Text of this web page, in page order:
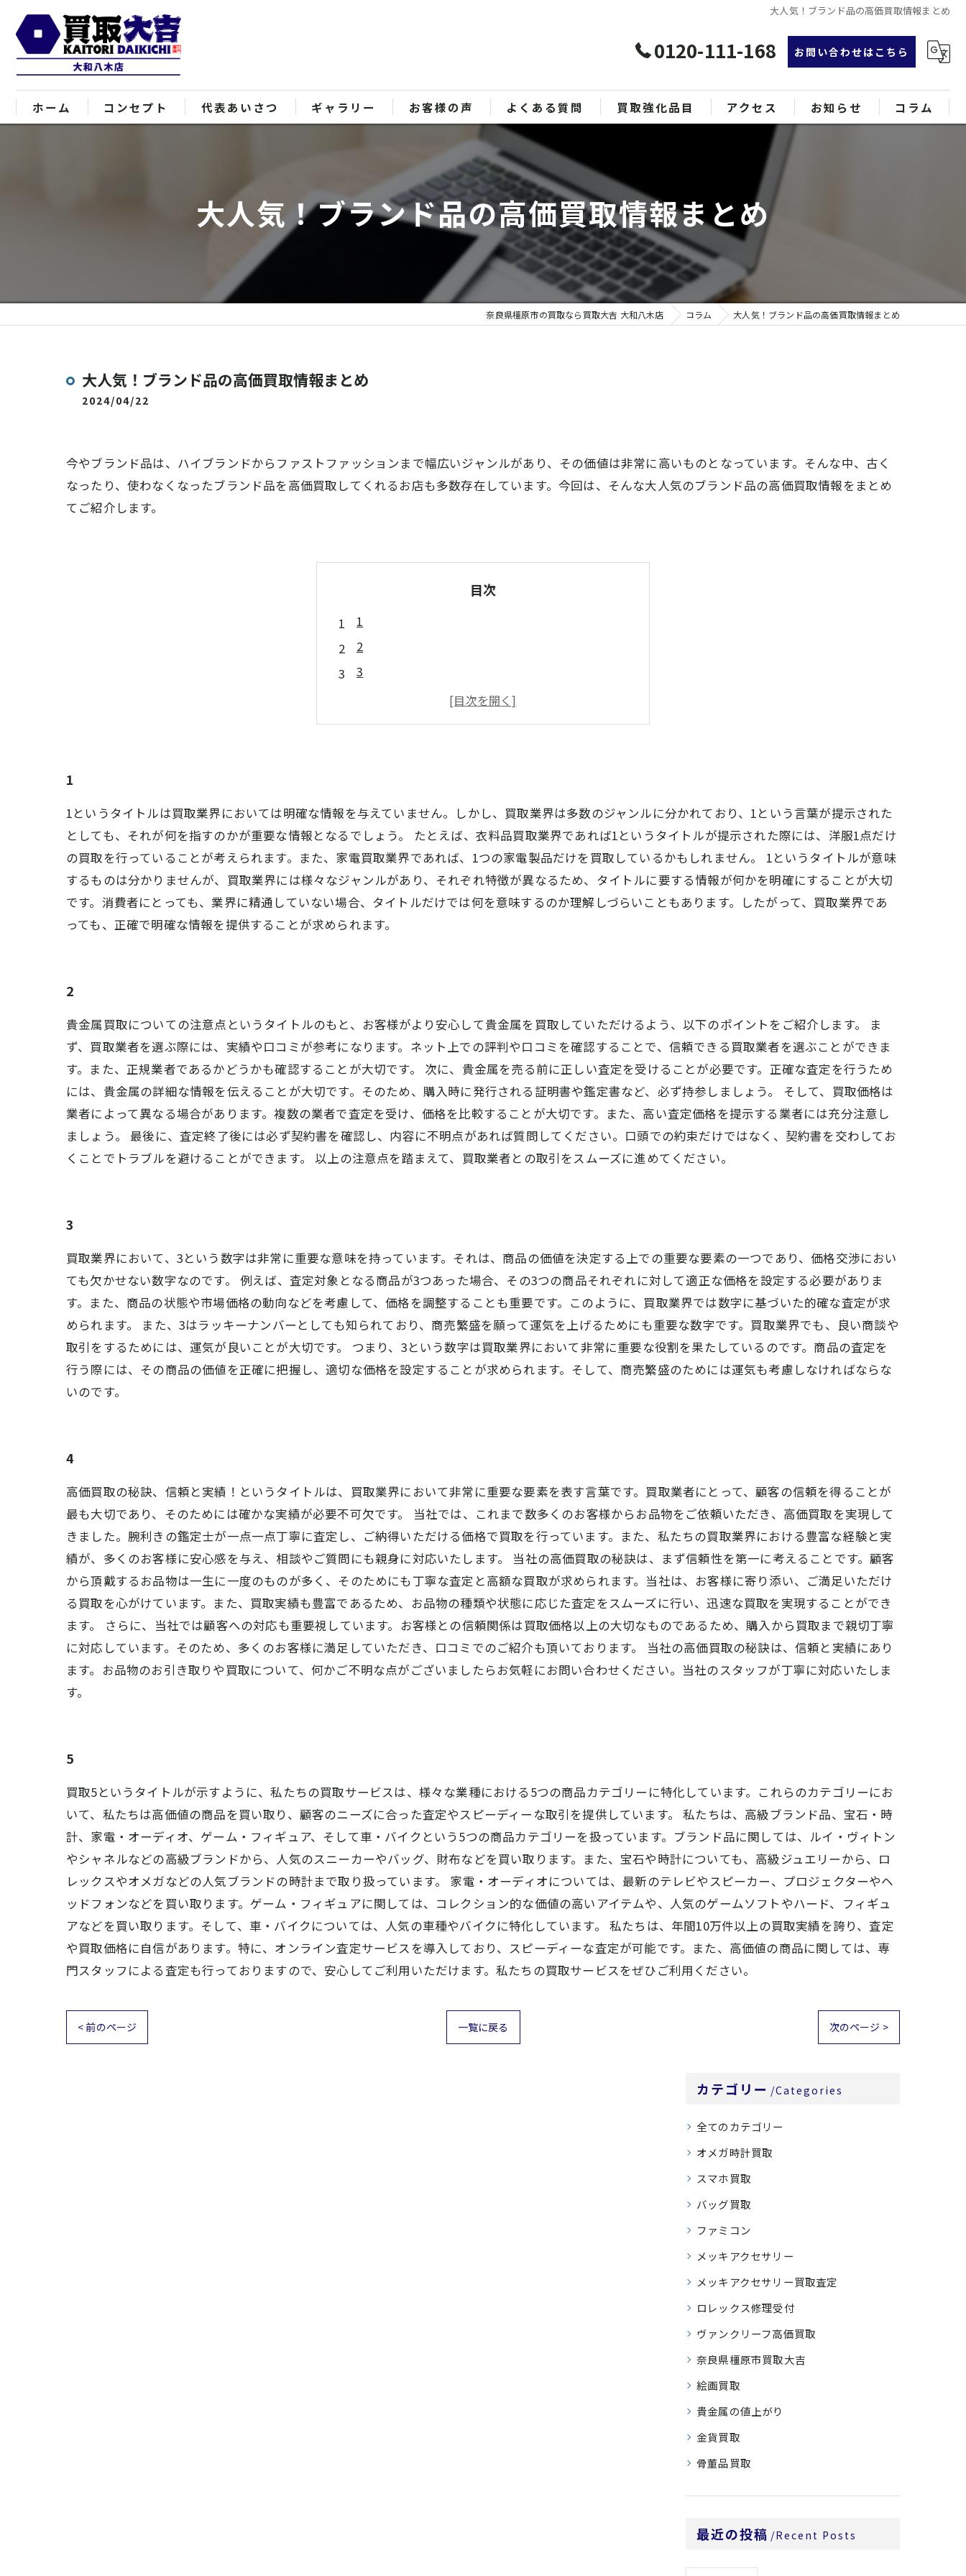
大人気！ブランド品の高価買取情報まとめ
0120-111-168 お問い合わせはこちら
ホーム コンセプト 代表あいさつ ギャラリー お客様の声 よくある質問 買取強化品目
ブランド品
貴金属
時計
金
アクセス お知らせ コラム
大人気！ブランド品の高価買取情報まとめ
奈良県橿原市の買取なら買取大吉 大和八木店 コラム 大人気！ブランド品の高価買取情報まとめ
大人気！ブランド品の高価買取情報まとめ
2024/04/22
今やブランド品は、ハイブランドからファストファッションまで幅広いジャンルがあり、その価値は非常に高いものとなっています。そんな中、古く
なったり、使わなくなったブランド品を高価買取してくれるお店も多数存在しています。今回は、そんな大人気のブランド品の高価買取情報をまとめ
てご紹介します。
目次
1
2
3
5
1
1というタイトルは買取業界においては明確な情報を与えていません。しかし、買取業界は多数のジャンルに分かれており、1という言葉が提示された
としても、それが何を指すのかが重要な情報となるでしょう。 たとえば、衣料品買取業界であれば1というタイトルが提示された際には、洋服1点だけ
の買取を行っていることが考えられます。また、家電買取業界であれば、1つの家電製品だけを買取しているかもしれません。 1というタイトルが意味
するものは分かりませんが、買取業界には様々なジャンルがあり、それぞれ特徴が異なるため、タイトルに要する情報が何かを明確にすることが大切
です。消費者にとっても、業界に精通していない場合、タイトルだけでは何を意味するのか理解しづらいこともあります。したがって、買取業界であ
っても、正確で明確な情報を提供することが求められます。
2
貴金属買取についての注意点というタイトルのもと、お客様がより安心して貴金属を買取していただけるよう、以下のポイントをご紹介します。 ま
ず、買取業者を選ぶ際には、実績や口コミが参考になります。ネット上での評判や口コミを確認することで、信頼できる買取業者を選ぶことができま
す。また、正規業者であるかどうかも確認することが大切です。 次に、貴金属を売る前に正しい査定を受けることが必要です。正確な査定を行うため
には、貴金属の詳細な情報を伝えることが大切です。そのため、購入時に発行される証明書や鑑定書など、必ず持参しましょう。 そして、買取価格は
業者によって異なる場合があります。複数の業者で査定を受け、価格を比較することが大切です。また、高い査定価格を提示する業者には充分注意し
ましょう。 最後に、査定終了後には必ず契約書を確認し、内容に不明点があれば質問してください。口頭での約束だけではなく、契約書を交わしてお
くことでトラブルを避けることができます。 以上の注意点を踏まえて、買取業者との取引をスムーズに進めてください。
3
買取業界において、3という数字は非常に重要な意味を持っています。それは、商品の価値を決定する上での重要な要素の一つであり、価格交渉におい
ても欠かせない数字なのです。 例えば、査定対象となる商品が3つあった場合、その3つの商品それぞれに対して適正な価格を設定する必要がありま
す。また、商品の状態や市場価格の動向などを考慮して、価格を調整することも重要です。このように、買取業界では数字に基づいた的確な査定が求
められます。 また、3はラッキーナンバーとしても知られており、商売繁盛を願って運気を上げるためにも重要な数字です。買取業界でも、良い商談や
取引をするためには、運気が良いことが大切です。 つまり、3という数字は買取業界において非常に重要な役割を果たしているのです。商品の査定を
行う際には、その商品の価値を正確に把握し、適切な価格を設定することが求められます。そして、商売繁盛のためには運気も考慮しなければならな
いのです。
4
高価買取の秘訣、信頼と実績！というタイトルは、買取業界において非常に重要な要素を表す言葉です。買取業者にとって、顧客の信頼を得ることが
最も大切であり、そのためには確かな実績が必要不可欠です。 当社では、これまで数多くのお客様からお品物をご依頼いただき、高価買取を実現して
きました。腕利きの鑑定士が一点一点丁寧に査定し、ご納得いただける価格で買取を行っています。また、私たちの買取業界における豊富な経験と実
績が、多くのお客様に安心感を与え、相談やご質問にも親身に対応いたします。 当社の高価買取の秘訣は、まず信頼性を第一に考えることです。顧客
から頂戴するお品物は一生に一度のものが多く、そのためにも丁寧な査定と高額な買取が求められます。当社は、お客様に寄り添い、ご満足いただけ
る買取を心がけています。また、買取実績も豊富であるため、お品物の種類や状態に応じた査定をスムーズに行い、迅速な買取を実現することができ
ます。 さらに、当社では顧客への対応も重要視しています。お客様との信頼関係は買取価格以上の大切なものであるため、購入から買取まで親切丁寧
に対応しています。そのため、多くのお客様に満足していただき、口コミでのご紹介も頂いております。 当社の高価買取の秘訣は、信頼と実績にあり
ます。お品物のお引き取りや買取について、何かご不明な点がございましたらお気軽にお問い合わせください。当社のスタッフが丁寧に対応いたしま
す。
5
買取5というタイトルが示すように、私たちの買取サービスは、様々な業種における5つの商品カテゴリーに特化しています。これらのカテゴリーにお
いて、私たちは高価値の商品を買い取り、顧客のニーズに合った査定やスピーディーな取引を提供しています。 私たちは、高級ブランド品、宝石・時
計、家電・オーディオ、ゲーム・フィギュア、そして車・バイクという5つの商品カテゴリーを扱っています。ブランド品に関しては、ルイ・ヴィトン
やシャネルなどの高級ブランドから、人気のスニーカーやバッグ、財布などを買い取ります。また、宝石や時計についても、高級ジュエリーから、ロ
レックスやオメガなどの人気ブランドの時計まで取り扱っています。 家電・オーディオについては、最新のテレビやスピーカー、プロジェクターやヘ
ッドフォンなどを買い取ります。ゲーム・フィギュアに関しては、コレクション的な価値の高いアイテムや、人気のゲームソフトやハード、フィギュ
アなどを買い取ります。そして、車・バイクについては、人気の車種やバイクに特化しています。 私たちは、年間10万件以上の買取実績を誇り、査定
や買取価格に自信があります。特に、オンライン査定サービスを導入しており、スピーディーな査定が可能です。また、高価値の商品に関しては、専
門スタッフによる査定も行っておりますので、安心してご利用いただけます。私たちの買取サービスをぜひご利用ください。
< 前のページ 一覧に戻る 次のページ >
カテゴリー Categories
全てのカテゴリー
オメガ時計買取
スマホ買取
バッグ買取
ファミコン
メッキアクセサリー
メッキアクセサリー買取査定
ロレックス修理受付
ヴァンクリーフ高価買取
奈良県橿原市買取大吉
絵画買取
貴金属の値上がり
金貨買取
骨董品買取
最近の投稿 Recent Posts